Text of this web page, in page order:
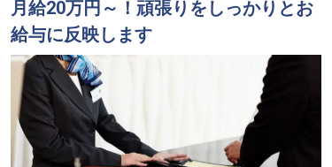
月給20万円～！頑張りをしっかりとお
給与に反映します